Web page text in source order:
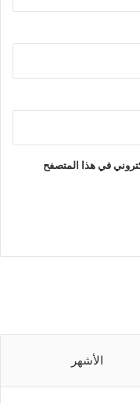
في هذا المتصفح
الأشهر